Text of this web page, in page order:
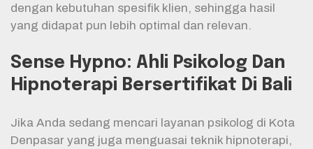
dengan kebutuhan spesifik klien, sehingga hasil
yang didapat pun lebih optimal dan relevan.
Sense Hypno: Ahli Psikolog Dan
Hipnoterapi Bersertifikat Di Bali
Jika Anda sedang mencari layanan psikolog di Kota
Denpasar yang juga menguasai teknik hipnoterapi,